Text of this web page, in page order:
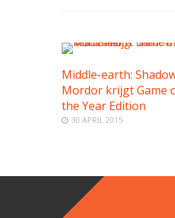
Middle-earth:
Mordor krijgt Game
the Year Edition
30 APRIL 2015